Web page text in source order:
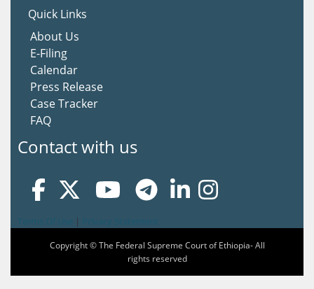
Quick Links
About Us
E-Filing
Calendar
Press Release
Case Tracker
FAQ
Contact with us
|
Copyright © The Federal Supreme Court of Ethiopia- All
rights reserved